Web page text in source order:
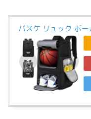
バスケ リュック ボ